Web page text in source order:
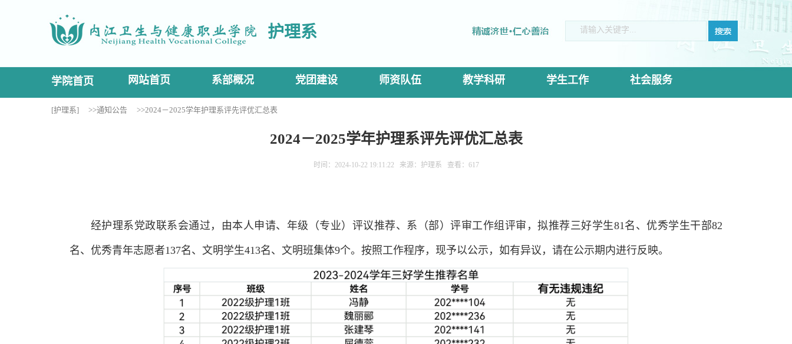
网站首页 系部概况 党团建设 师资队伍 教学科研 学生工作 社会服务
护理系
学院首页
[护理系] >>通知公告 >>2024－2025学年护理系评先评优汇总表
2024－2025学年护理系评先评优汇总表
时间：2024-10-22 19:11:22 来源：护理系 查看： 617
经护理系党政联系会通过，由本人申请、年级（专业）评议推荐、系（部）评审工作组评审，拟推荐三好学生81名、优秀学生干部82
名、优秀青年志愿者137名、文明学生413名、文明班集体9个。按照工作程序，现予以公示，如有异议，请在公示期内进行反映。